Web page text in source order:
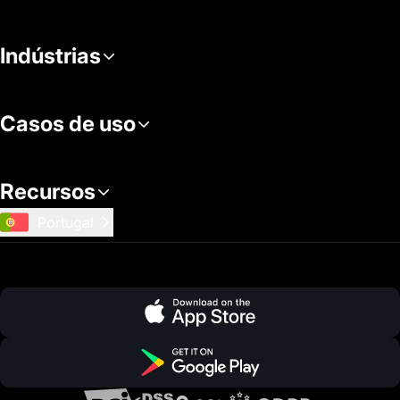
Indústrias
Casos de uso
Recursos